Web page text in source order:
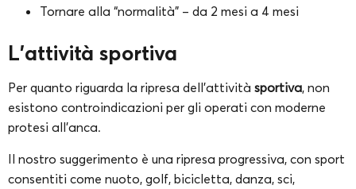
Tornare alla “normalità” – da 2 mesi a 4 mesi
L’attività sportiva
Per quanto riguarda la ripresa dell’attività sportiva, non
esistono controindicazioni per gli operati con moderne
protesi all’anca.
Il nostro suggerimento è una ripresa progressiva, con sport
consentiti come nuoto, golf, bicicletta, danza, sci,